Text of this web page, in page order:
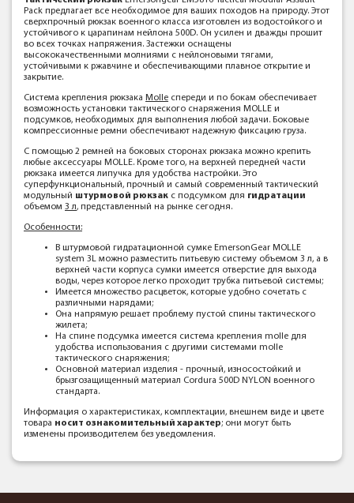
Pack предлагает все необходимое для ваших походов на природу. Этот
сверхпрочный рюкзак военного класса изготовлен из водостойкого и
устойчивого к царапинам нейлона 500D. Он усилен и дважды прошит
во всех точках напряжения. Застежки оснащены
высококачественными молниями с нейлоновыми тягами,
устойчивыми к ржавчине и обеспечивающими плавное открытие и
закрытие.
Система крепления рюкзака Molle спереди и по бокам обеспечивает
возможность установки тактического снаряжения MOLLE и
подсумков, необходимых для выполнения любой задачи. Боковые
компрессионные ремни обеспечивают надежную фиксацию груза.
С помощью 2 ремней на боковых сторонах рюкзака можно крепить
любые аксессуары MOLLE. Кроме того, на верхней передней части
рюкзака имеется липучка для удобства настройки. Это
суперфункциональный, прочный и самый современный тактический
модульный штурмовой рюкзак с подсумком для гидратации
объемом 3 л, представленный на рынке сегодня.
Особенности:
В штурмовой гидратационной сумке EmersonGear MOLLE
system 3L можно разместить питьевую систему объемом 3 л, а в
верхней части корпуса сумки имеется отверстие для выхода
воды, через которое легко проходит трубка питьевой системы;
Имеется множество расцветок, которые удобно сочетать с
различными нарядами;
Она напрямую решает проблему пустой спины тактического
жилета;
На спине подсумка имеется система крепления molle для
удобства использования с другими системами molle
тактического снаряжения;
Основной материал изделия - прочный, износостойкий и
брызгозащищенный материал Cordura 500D NYLON военного
стандарта.
Информация о характеристиках, комплектации, внешнем виде и цвете
товара носит ознакомительный характер; они могут быть
изменены производителем без уведомления.